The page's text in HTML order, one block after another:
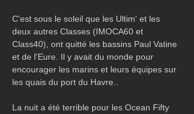
C'est sous le soleil que les Ultim' et les
deux autres Classes (IMOCA60 et
Class40), ont quitté les bassins Paul Vatine
et de l'Eure. Il y avait du monde pour
encourager les marins et leurs équipes sur
les quais du port du Havre..
La nuit a été terrible pour les Ocean Fifty